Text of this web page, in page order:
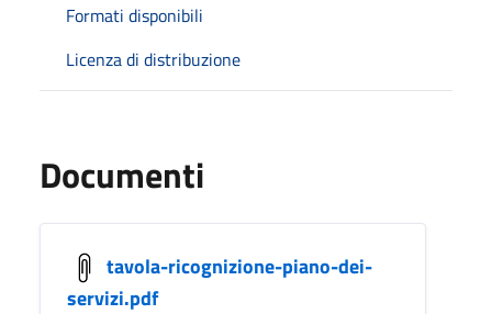
Formati disponibili
Licenza di distribuzione
Documenti
tavola-ricognizione-piano-dei-
servizi.pdf